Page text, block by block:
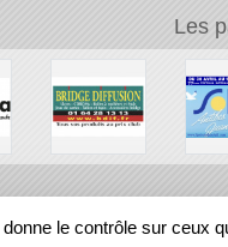
Les
le contrôle sur ceux